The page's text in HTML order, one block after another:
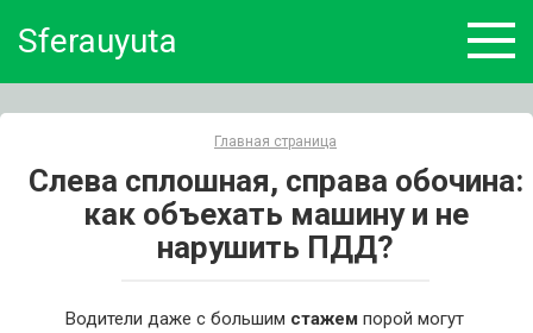
Sferauyuta
Главная страница
Слева сплошная, справа обочина:
как объехать машину и не
нарушить ПДД?
Водители даже с большим стажем порой могут